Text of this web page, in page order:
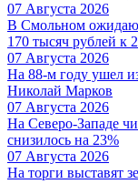
07 Августа 2026
В Смольном
170 тысяч рублей к
07 Августа 2026
На 88-м году ушел
Николай Марков
07 Августа 2026
На Северо-Западе
снизилось на 23%
07 Августа 2026
На торги выставят